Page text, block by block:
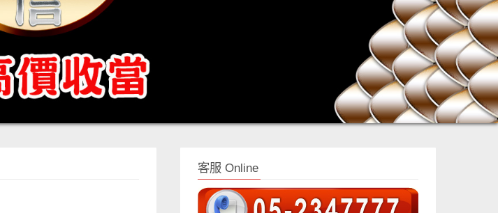
客服 Online